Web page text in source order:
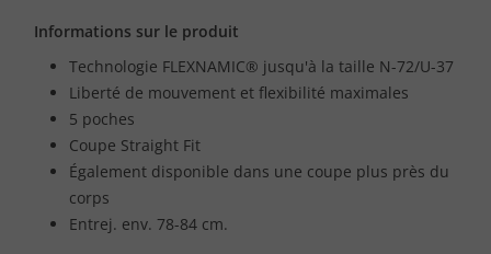
Informations sur le produit
Technologie FLEXNAMIC® jusqu'à la taille N-72/U-37
Liberté de mouvement et flexibilité maximales
5 poches
Coupe Straight Fit
Également disponible dans une coupe plus près du
corps
Entrej. env. 78-84 cm.